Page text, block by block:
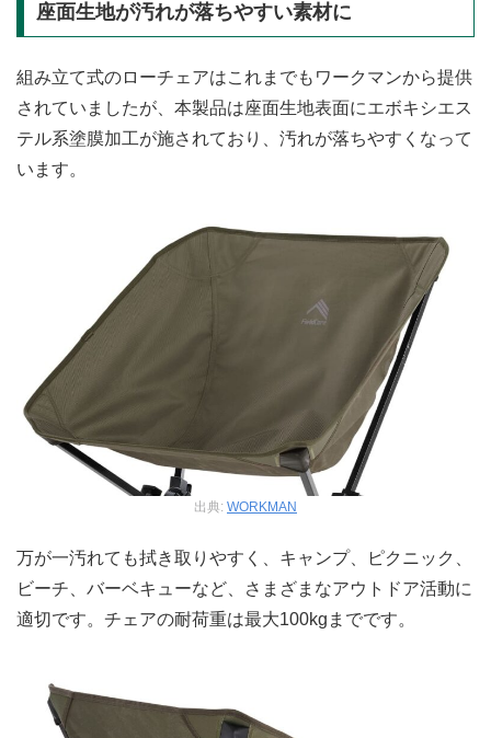
座面生地が汚れが落ちやすい素材に
組み立て式のローチェアはこれまでもワークマンから提供
されていましたが、本製品は座面生地表面にエボキシエス
テル系塗膜加工が施されており、汚れが落ちやすくなって
います。
出典: WORKMAN
万が一汚れても拭き取りやすく、キャンプ、ピクニック、
ビーチ、バーベキューなど、さまざまなアウトドア活動に
適切です。チェアの耐荷重は最大100kgまでです。